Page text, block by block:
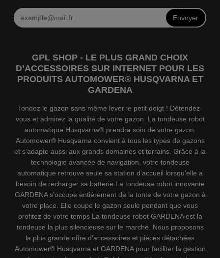
Envoyer
GPL SHOP - LE PLUS GRAND CHOIX
D’ACCESSOIRES SUR INTERNET POUR LES
PRODUITS AUTOMOWER® HUSQVARNA ET
GARDENA
Tondez le gazon sans même lever le petit doigt ! Détendez-
vous et admirez la qualité de votre gazon. La tondeuse robot
automatique Husqvarna® prendra soin de votre gazon.
Automower® Husqvarna convient à tous les types de gazons
et s’adapte aussi aux grands domaines et terrains. Grâce à la
technologie avancée de navigation, votre tondeuse
automatique retrouve seule sa station d’accueil lorsqu’elle a
besoin de recharger sa batterie La tondeuse robot innovante
GARDENA s’occupe entièrement de la tonte de votre gazon à
votre place. Elle coupe le gazon seule pendant que vous
profitez de votre temps La tondeuse robot GARDENA est la
tondeuse la plus silencieuse sur le marché. Nous proposons
la plus grande offre d’accessoires et pièces détachées
Automower® Husqvarna et GARDENA pour faciliter la gestion